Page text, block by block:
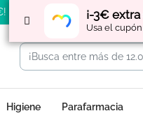
¡-3€
Usa el cupón
Higiene Parafarmacia